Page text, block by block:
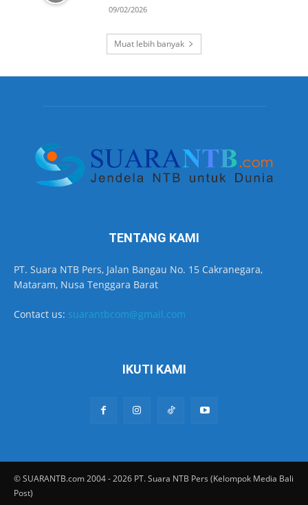
09/02/2026
Muat lebih banyak
TENTANG KAMI
PT. Suara NTB Pers, Jalan Bangau No. 15 Cakranegara,
Mataram, Nusa Tenggara Barat
Contact us: suarantbcom@gmail.com
IKUTI KAMI
© SUARANTB.com 2004 - 2026 PT. Suara NTB Pers (Kelompok Media Bali
Post)